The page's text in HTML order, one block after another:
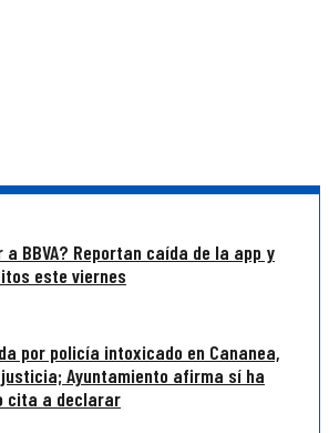
BBVA? Reportan caída de la app y
este viernes
por policía intoxicado en Cananea,
Ayuntamiento afirma sí ha
cita a declarar